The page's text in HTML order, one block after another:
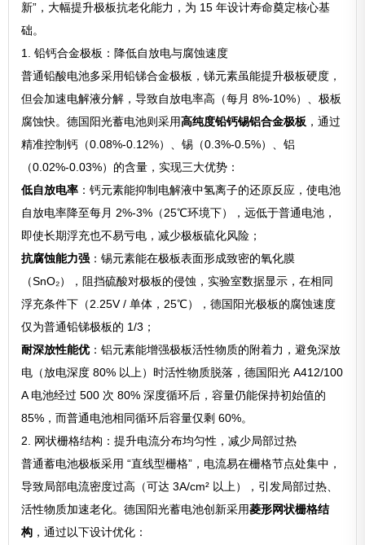
新”，大幅提升极板抗老化能力，为 15 年设计寿命奠定核心基
础。
1. 铅钙合金极板：降低自放电与腐蚀速度
普通铅酸电池多采用铅锑合金极板，锑元素虽能提升极板硬度，
但会加速电解液分解，导致自放电率高（每月 8%-10%）、极板
腐蚀快。德国阳光蓄电池则采用高纯度铅钙锡铝合金极板 ，通过
精准控制钙（0.08%-0.12%）、锡（0.3%-0.5%）、铝
（0.02%-0.03%）的含量，实现三大优势：
低自放电率 ：钙元素能抑制电解液中氢离子的还原反应，使电池
自放电率降至每月 2%-3%（25℃环境下），远低于普通电池，
即使长期浮充也不易亏电，减少极板硫化风险；
抗腐蚀能力强 ：锡元素能在极板表面形成致密的氧化膜
（SnO₂），阻挡硫酸对极板的侵蚀，实验室数据显示，在相同
浮充条件下（2.25V / 单体，25℃），德国阳光极板的腐蚀速度
仅为普通铅锑极板的 1/3；
耐深放性能优：铝元素能增强极板活性物质的附着力，避免深放
电（放电深度 80% 以上）时活性物质脱落，德国阳光 A412/100
A 电池经过 500 次 80% 深度循环后，容量仍能保持初始值的
85%，而普通电池相同循环后容量仅剩 60%。
2. 网状栅格结构：提升电流分布均匀性，减少局部过热
普通蓄电池极板采用 “直线型栅格”，电流易在栅格节点处集中，
导致局部电流密度过高（可达 3A/cm² 以上），引发局部过热、
活性物质加速老化。德国阳光蓄电池创新采用菱形网状栅格结
构 ，通过以下设计优化：